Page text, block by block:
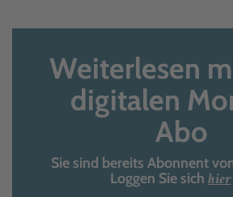
Weiterlesen
digitalen
Abo
Sie sind bereits Abonnent
Loggen Sie sich hier